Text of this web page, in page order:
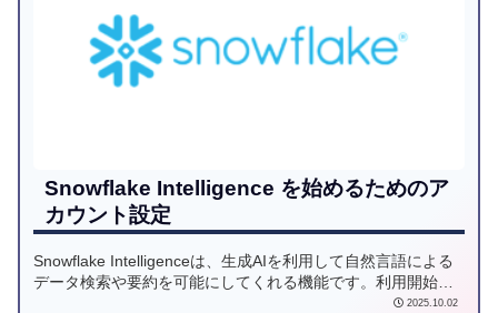
Snowflake Intelligence を始めるためのア
カウント設定
Snowflake Intelligenceは、生成AIを利用して自然言語による
データ検索や要約を可能にしてくれる機能です。利用開始す
るために必要なアカウント設定の手順を紹介します。 2025.10.02